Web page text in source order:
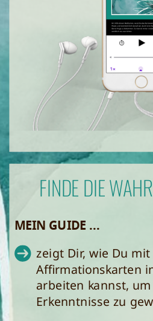
FINDE DIE
zeigt Dir, wie Du mit
Affirmationskarten
arbeiten kannst,
Erkenntnisse zu
MEIN GUIDE ...